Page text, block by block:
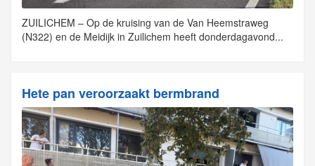
ZUILICHEM – Op de kruising van de Van Heemstraweg
(N322) en de Meidijk in Zuilichem heeft donderdagavond...
Hete pan veroorzaakt bermbrand